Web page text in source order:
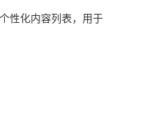
性化内容列表，用于